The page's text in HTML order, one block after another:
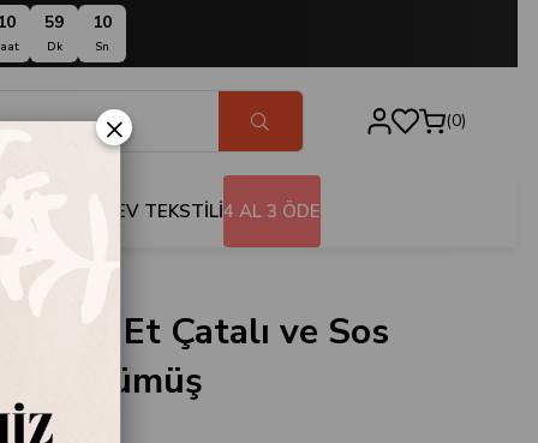
10 59
Dk
09
Sn
0
EV TEKSTİLİ4 AL 3 ÖDE
Parça Et Çatalı ve Sos
Gümüş
×